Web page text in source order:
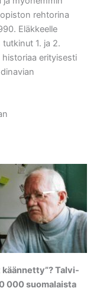
rehtorina
Eläkkeelle
1. ja 2.
erityisesti
käännetty”?Talvi-
000 suomalaista